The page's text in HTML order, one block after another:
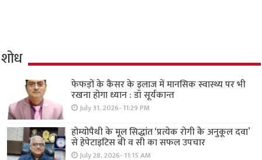
शोध
फेफड़ों के कैंसर के इलाज में मानसिक स्वास्थ्य पर भी
रखना होगा ध्यान : डॉ सूर्यकान्त
July 31, 2026- 11:29 PM
होम्योपैथी के मूल सिद्धांत ‘प्रत्येक रोगी केे अनुकूल दवा’
से हेपेटाइटिस बी व सी का सफल उपचार
July 28, 2026- 11:15 AM